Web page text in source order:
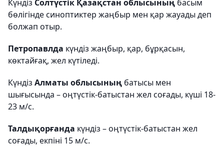
Күндіз Солтүстік Қазақстан облысының басым
бөлігінде синоптиктер жаңбыр мен қар жауады деп
болжап отыр.
Петропавлда күндіз жаңбыр, қар, бұрқасын,
көктайғақ, жел күтіледі.
Күндіз Алматы облысының батысы мен
шығысында – оңтүстік-батыстан жел соғады, күші 18-
23 м/с.
Талдықорғанда күндіз – оңтүстік-батыстан жел
соғады, екпіні 15 м/с.